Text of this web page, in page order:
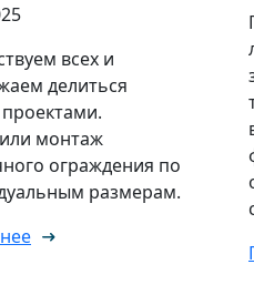
всех и
делиться
монтаж
ограждения по
размерам.